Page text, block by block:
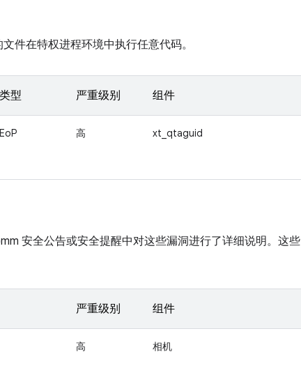
件在特权进程环境中执行任意代码。
类型 严重级别 组件
EoP 高 xt_qtaguid
安全公告或安全提醒中对这些漏洞进行了详细说明。这些
严重级别 组件
高 相机